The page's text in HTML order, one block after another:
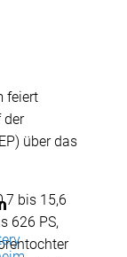
feiert
der
über das
bis 15,6
626 PS,